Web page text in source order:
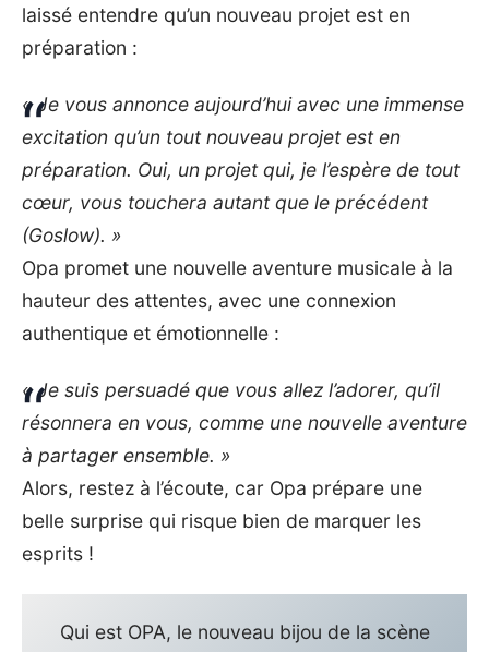
laissé entendre qu’un nouveau projet est en
préparation :
« Je vous annonce aujourd’hui avec une immense
excitation qu’un tout nouveau projet est en
préparation. Oui, un projet qui, je l’espère de tout
cœur, vous touchera autant que le précédent
(Goslow). »
Opa promet une nouvelle aventure musicale à la
hauteur des attentes, avec une connexion
authentique et émotionnelle :
« Je suis persuadé que vous allez l’adorer, qu’il
résonnera en vous, comme une nouvelle aventure
à partager ensemble. »
Alors, restez à l’écoute, car Opa prépare une
belle surprise qui risque bien de marquer les
esprits !
Qui est OPA, le nouveau bijou de la scène